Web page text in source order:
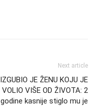
Next article
IZGUBIO JE ŽENU KOJU JE
VOLIO VIŠE OD ŽIVOTA: 2
godine kasnije stiglo mu je